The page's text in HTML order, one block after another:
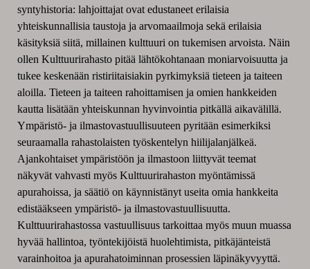
synty­historia: lahjoittajat ovat edustaneet erilaisia
yhteiskunnallisia taustoja ja arvomaailmoja sekä erilaisia
käsityksiä siitä, millainen kult­tuuri on tukemisen arvoista. Näin
ollen Kult­tuurirahasto pitää lähtökohtanaan moniar­voisuutta ja
tukee keskenään ristiriitaisiakin pyrkimyksiä tieteen ja taiteen
aloilla. Tieteen ja taiteen rahoittamisen ja omien hankkeiden
kautta lisätään yhteiskunnan hyvinvointia pitkällä aikavälillä.
Ympäristö- ja ilmastovastuullisuuteen pyritään esimerkiksi
seuraamalla rahastolaisten työskentelyn hiilijalanjälkeä.
Ajankohtaiset ympäristöön ja ilmastoon liittyvät teemat
näkyvät vahvasti myös Kulttuurirahaston myöntämissä
apurahoissa, ja säätiö on käynnistänyt useita omia hankkeita
edis­tääkseen ympäristö- ja ilmastovastuullisuutta.
Kulttuurirahastossa vastuullisuus tarkoittaa myös muun muassa
hyvää hallintoa, työntekijöistä huolehtimista, pitkäjänteistä
varainhoitoa ja apurahatoiminnan prosessien läpinäkyvyyttä.